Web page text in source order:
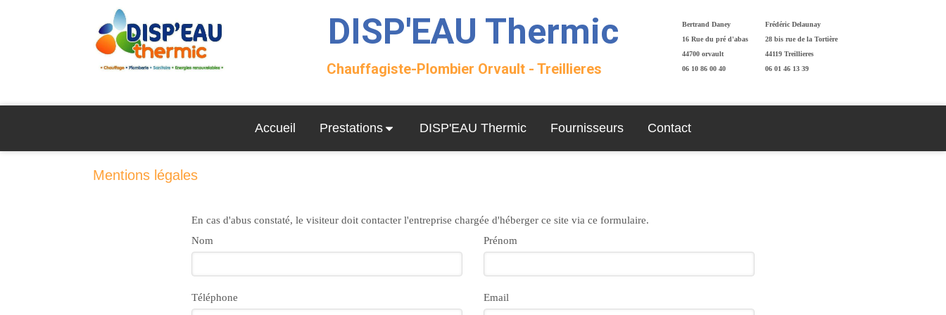
DISP'EAU Thermic
Bertrand Daney
16 Rue du pré d'abas
44700 orvault
06 10 86 00 40
Frédéric Delaunay
28 bis rue de la Tortière
44119 Treillieres
06 01 46 13 39
Chauffagiste-Plombier Orvault - Treillieres
Accueil Prestations DISP'EAU Thermic Fournisseurs Contact
Mentions légales
En cas d'abus constaté, le visiteur doit contacter l'entreprise chargée d'héberger ce site via ce formulaire.
Nom
Prénom
Téléphone Email